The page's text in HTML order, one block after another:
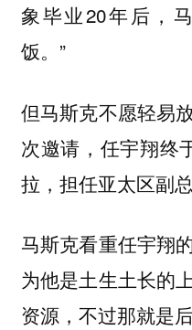
象毕业20年后，
饭。”
但马斯克不愿轻易
次邀请，任宇翔终
拉，担任亚太区副总
马斯克看重任宇翔
为他是土生土长的
资源，不过那就是后